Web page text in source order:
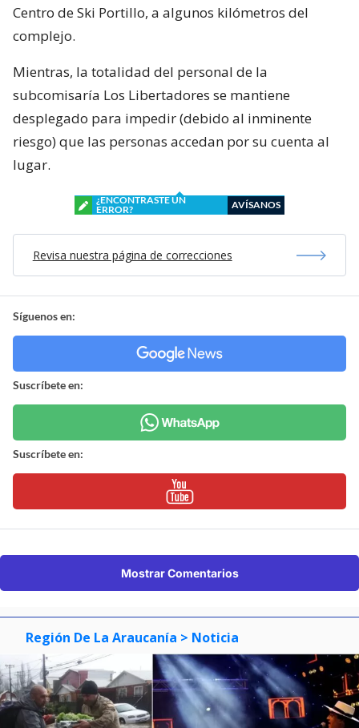
Centro de Ski Portillo, a algunos kilómetros del
complejo.
Mientras, la totalidad del personal de la
subcomisaría Los Libertadores se mantiene
desplegado para impedir (debido al inminente
riesgo) que las personas accedan por su cuenta al
lugar.
¿ENCONTRASTE UN
ERROR?
AVÍSANOS
Revisa nuestra página de correcciones
Síguenos en:
Suscríbete en:
Suscríbete en:
Mostrar Comentarios
Región De La Araucanía > Noticia